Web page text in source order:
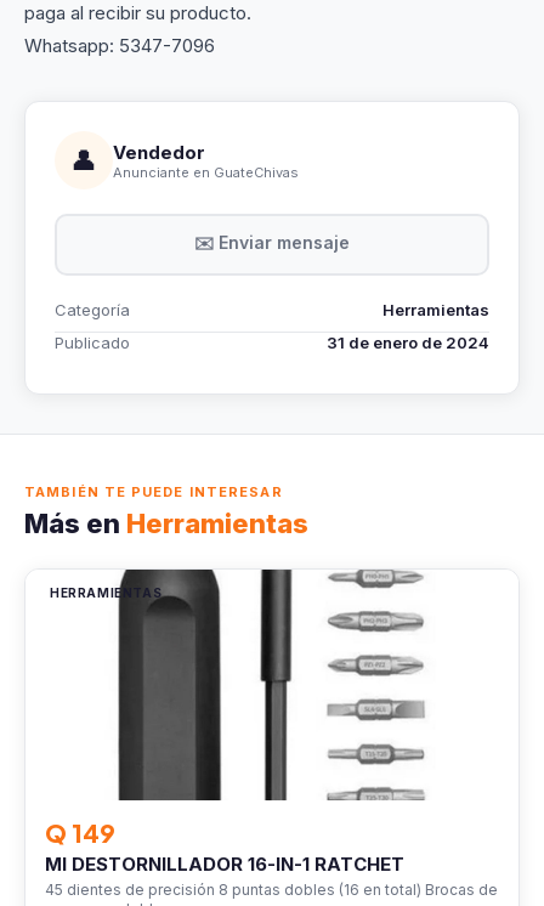
paga al recibir su producto.
Whatsapp: 5347-7096
👤 Vendedor
Anunciante en GuateChivas
✉️ Enviar mensaje
Categoría
Herramientas
Publicado
31 de enero de 2024
TAMBIÉN TE PUEDE INTERESAR
Más en Herramientas
HERRAMIENTAS
Q 149
MI DESTORNILLADOR 16-IN-1 RATCHET
45 dientes de precisión 8 puntas dobles (16 en total) Brocas de